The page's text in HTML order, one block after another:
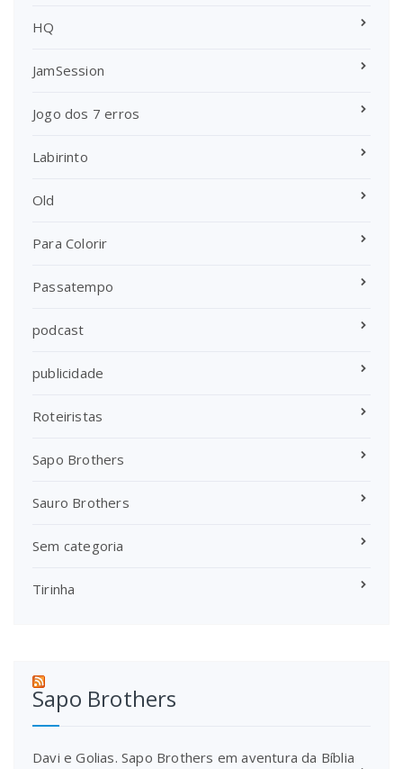
HQ
JamSession
Jogo dos 7 erros
Labirinto
Old
Para Colorir
Passatempo
podcast
publicidade
Roteiristas
Sapo Brothers
Sauro Brothers
Sem categoria
Tirinha
Sapo Brothers
Davi e Golias. Sapo Brothers em aventura da Bíblia